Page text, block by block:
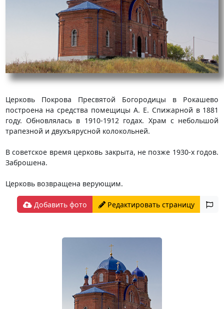
Церковь Покрова Пресвятой Богородицы в Рокашево
построена на средства помещицы А. Е. Спижарной в 1881
году. Обновлялась в 1910-1912 годах. Храм с небольшой
трапезной и двухъярусной колокольней.
В советское время церковь закрыта, не позже 1930-х годов.
Заброшена.
Церковь возвращена верующим.
Добавить фото Редактировать страницу